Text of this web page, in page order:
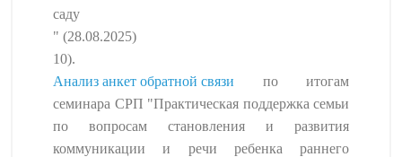
саду
" (28.08.2025)
10).
Анализ анкет обратной связи по итогам
семинара СРП "Практическая поддержка семьи
по вопросам становления и развития
коммуникации и речи ребенка раннего